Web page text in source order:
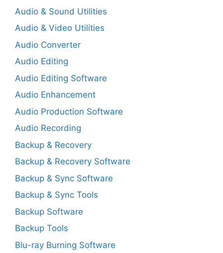
Audio & Sound Utilities
Audio & Video Utilities
Audio Converter
Audio Editing
Audio Editing Software
Audio Enhancement
Audio Production Software
Audio Recording
Backup & Recovery
Backup & Recovery Software
Backup & Sync Software
Backup & Sync Tools
Backup Software
Backup Tools
Blu-ray Burning Software